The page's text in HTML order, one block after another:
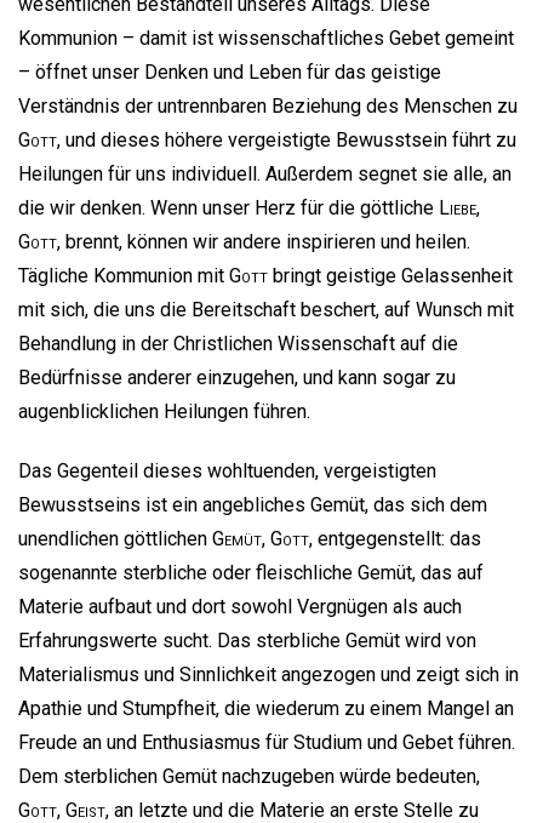
Kommunion – damit ist wissenschaftliches Gebet gemeint
– öffnet unser Denken und Leben für das geistige
Verständnis der untrennbaren Beziehung des Menschen zu
Gott, und dieses höhere vergeistigte Bewusstsein führt zu
Heilungen für uns individuell. Außerdem segnet sie alle, an
die wir denken. Wenn unser Herz für die göttliche Liebe,
Gott, brennt, können wir andere inspirieren und heilen.
Tägliche Kommunion mit Gott bringt geistige Gelassenheit
mit sich, die uns die Bereitschaft beschert, auf Wunsch mit
Behandlung in der Christlichen Wissenschaft auf die
Bedürfnisse anderer einzugehen, und kann sogar zu
augenblicklichen Heilungen führen.
Das Gegenteil dieses wohltuenden, vergeistigten
Bewusstseins ist ein angebliches Gemüt, das sich dem
unendlichen göttlichen Gemüt, Gott, entgegenstellt: das
sogenannte sterbliche oder fleischliche Gemüt, das auf
Materie aufbaut und dort sowohl Vergnügen als auch
Erfahrungswerte sucht. Das sterbliche Gemüt wird von
Materialismus und Sinnlichkeit angezogen und zeigt sich in
Apathie und Stumpfheit, die wiederum zu einem Mangel an
Freude an und Enthusiasmus für Studium und Gebet führen.
Dem sterblichen Gemüt nachzugeben würde bedeuten,
Gott, Geist, an letzte und die Materie an erste Stelle zu